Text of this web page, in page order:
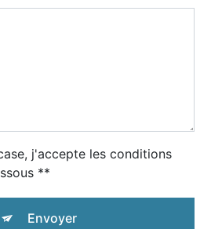
j'accepte les conditions
**
Envoyer